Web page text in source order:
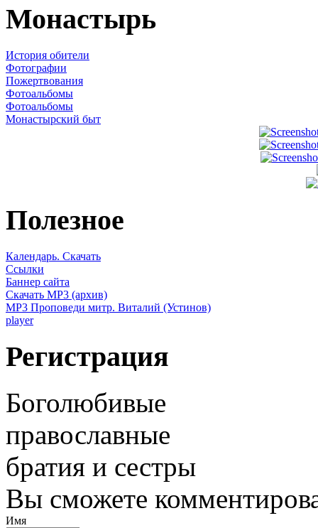
Монастырь
История обители
Фотографии
Пожертвования
Фотоальбомы
Фотоальбомы
Монастырский быт
Полезное
Календарь. Скачать
Ссылки
Баннер сайта
Скачать MP3 (архив)
MP3 Проповеди митр. Виталий (Устинов)
player
Регистрация
Боголюбивые
православные
братия и сестры
Вы сможете
Имя